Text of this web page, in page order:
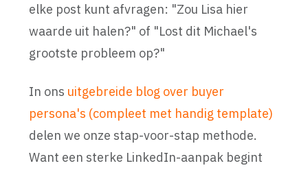
elke post kunt afvragen: "Zou Lisa hier
waarde uit halen?" of "Lost dit Michael's
grootste probleem op?"
In ons uitgebreide blog over buyer
persona's (compleet met handig template)
delen we onze stap-voor-stap methode.
Want een sterke LinkedIn-aanpak begint